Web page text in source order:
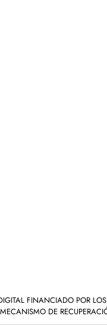
FINANCIADO POR
DE